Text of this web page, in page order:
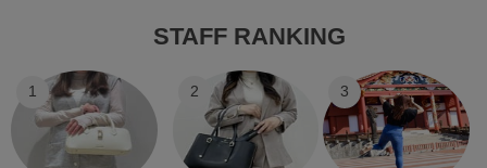
STAFF RANKING
1 2 3